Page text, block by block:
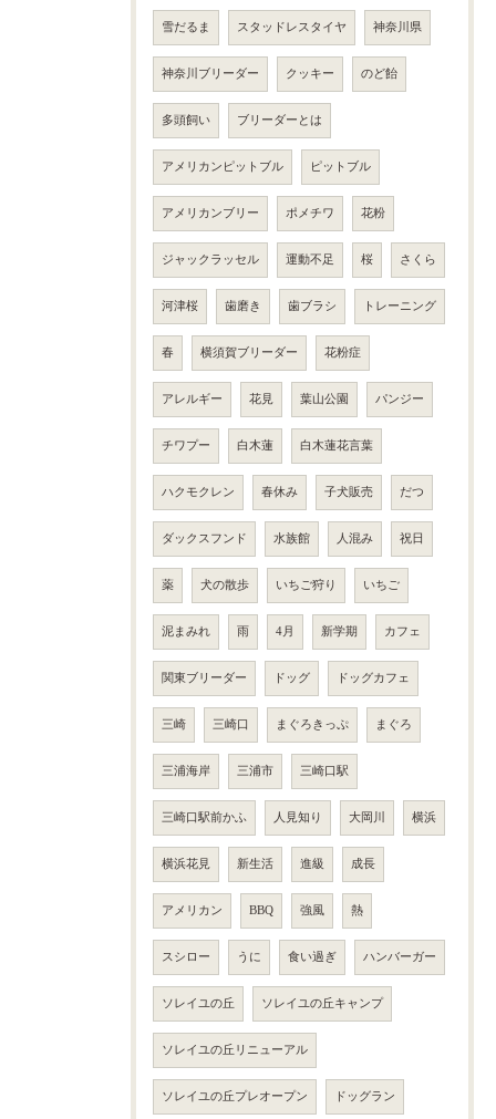
雪だるま スタッドレスタイヤ 神奈川県
神奈川ブリーダー クッキー のど飴
多頭飼い ブリーダーとは
アメリカンピットブル ピットブル
アメリカンブリー ポメチワ 花粉
ジャックラッセル 運動不足 桜 さくら
河津桜 歯磨き 歯ブラシ トレーニング
春 横須賀ブリーダー 花粉症
アレルギー 花見 葉山公園 パンジー
チワプー 白木蓮 白木蓮花言葉
ハクモクレン 春休み 子犬販売 だつ
ダックスフンド 水族館 人混み 祝日
薬 犬の散歩 いちご狩り いちご
泥まみれ 雨 4月 新学期 カフェ
関東ブリーダー ドッグ ドッグカフェ
三崎 三崎口 まぐろきっぷ まぐろ
三浦海岸 三浦市 三崎口駅
三崎口駅前かふ 人見知り 大岡川 横浜
横浜花見 新生活 進級 成長
アメリカン BBQ 強風 熱
スシロー うに 食い過ぎ ハンバーガー
ソレイユの丘 ソレイユの丘キャンプ
ソレイユの丘リニューアル
ソレイユの丘プレオープン ドッグラン